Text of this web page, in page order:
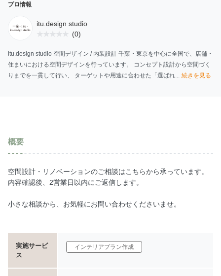
プロ情報
itu.design studio
(0)
itu.design studio 空間デザイン / 内装設計 千葉・東京を中心に全国で、店舗・
住まいにおける空間デザインを行っています。 コンセプト設計から空間づく
りまでを一貫して行い、 ターゲットや用途に合わせた「選ばれ...
続きを見る
概要
空間設計・リノベーションのご相談はこちらから承っています。
内容確認後、2営業日以内にご返信します。
小さな相談から、お気軽にお問い合わせくださいませ。
実施サービ
ス
インテリアプラン作成